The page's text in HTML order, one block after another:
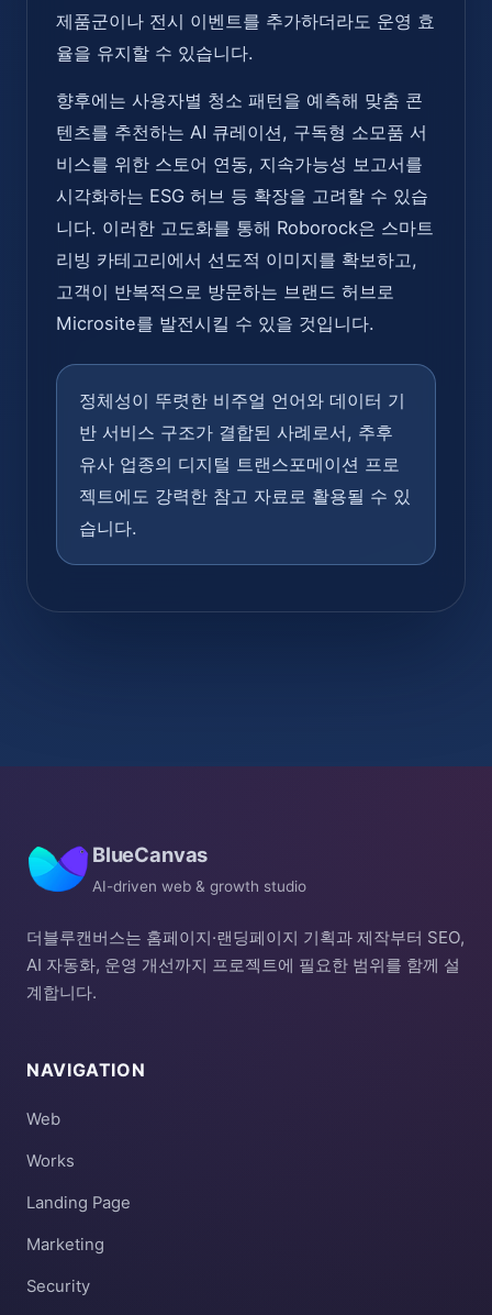
제품군이나 전시 이벤트를 추가하더라도 운영 효
율을 유지할 수 있습니다.
향후에는 사용자별 청소 패턴을 예측해 맞춤 콘
텐츠를 추천하는 AI 큐레이션, 구독형 소모품 서
비스를 위한 스토어 연동, 지속가능성 보고서를
시각화하는 ESG 허브 등 확장을 고려할 수 있습
니다. 이러한 고도화를 통해 Roborock은 스마트
리빙 카테고리에서 선도적 이미지를 확보하고,
고객이 반복적으로 방문하는 브랜드 허브로
Microsite를 발전시킬 수 있을 것입니다.
정체성이 뚜렷한 비주얼 언어와 데이터 기
반 서비스 구조가 결합된 사례로서, 추후
유사 업종의 디지털 트랜스포메이션 프로
젝트에도 강력한 참고 자료로 활용될 수 있
습니다.
BlueCanvas
AI-driven web & growth studio
더블루캔버스는 홈페이지·랜딩페이지 기획과 제작부터 SEO,
AI 자동화, 운영 개선까지 프로젝트에 필요한 범위를 함께 설
계합니다.
NAVIGATION
Web
Works
Landing Page
Marketing
Security